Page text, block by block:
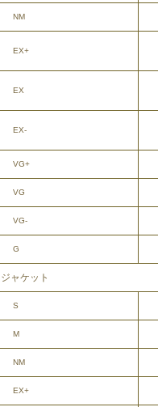
NM
EX+
EX
EX-
VG+
VG
VG-
G
ジャケット
S
M
NM
EX+